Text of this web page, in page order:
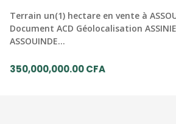
Terrain un(1) hectare en vente à
Document ACD Géolocalisation
ASSOUINDE…
350,000,000.00 CFA